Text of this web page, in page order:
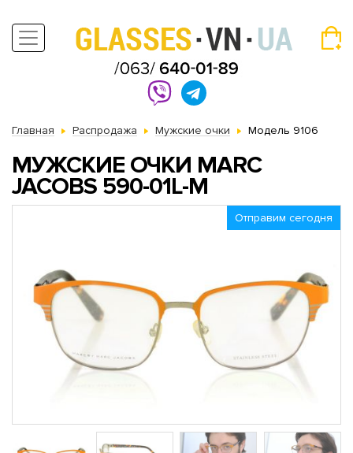
Главная Распродажа Мужские очки Модель 9106
МУЖСКИЕ ОЧКИ MARC
JACOBS 590-01L-M
Отправим сегодня